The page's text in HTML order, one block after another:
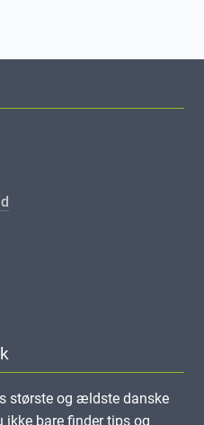
største og ældste danske
ikke bare finder tips og